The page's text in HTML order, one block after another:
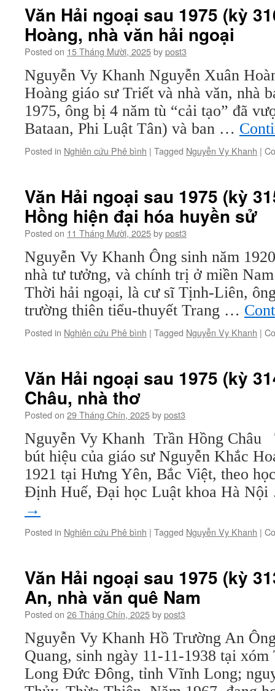
Văn Hải ngoại sau 1975 (kỳ
Hoàng, nhà văn hải ngoại
Posted on 15 Tháng Mười, 2025bypost3
Nguyễn Vy Khanh Nguyễn Xuân
Hoàng giáo sư Triết và nhà văn, nhà
1975, ông bị 4 năm tù “cải tạo” đã
Bataan, Phi Luật Tân) và ban …
Posted in Nghiên cứu Phê bình | Tagged Nguyễn Vy Khanh |
Văn Hải ngoại sau 1975 (kỳ
Hồng hiện đại hóa huyền sử
Posted on 11 Tháng Mười, 2025bypost3
Nguyễn Vy Khanh Ông sinh năm
nhà tư tưởng, và chính trị ở miền
Thời hải ngoại, là cư sĩ Tịnh-Liên,
trường thiên tiểu-thuyết Trang …
Posted in Nghiên cứu Phê bình | Tagged Nguyễn Vy Khanh |
Văn Hải ngoại sau 1975 (kỳ
Châu, nhà thơ
Posted on 29 Tháng Chín, 2025bypost3
Nguyễn Vy Khanh Trần Hồng Châu
bút hiệu của giáo sư Nguyễn Khắc
1921 tại Hưng Yên, Bắc Việt, theo
Ðịnh Huế, Ðại học Luật khoa Hà
→
Posted in Nghiên cứu Phê bình | Tagged Nguyễn Vy Khanh |
Văn Hải ngoại sau 1975 (kỳ
An, nhà văn quê Nam
Posted on 26 Tháng Chín, 2025bypost3
Nguyễn Vy Khanh Hồ Trường An
Quang, sinh ngày 11-11-1938 tại
Long Đức Đông, tỉnh Vĩnh Long;